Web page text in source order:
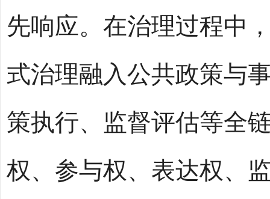
先响应。在治理过程中
式治理融入公共政策与
策执行、监督评估等全
权、参与权、表达权、